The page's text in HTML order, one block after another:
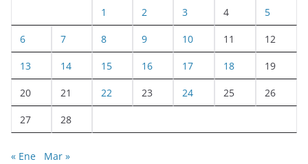
1 2 3 4 5
6 7 8 9 10 11 12
13 14 15 16 17 18 19
20 21 22 23 24 25 26
27 28
« Ene Mar »